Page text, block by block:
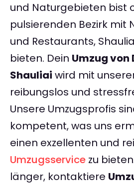
und Naturgebieten bist
pulsierenden Bezirk mit
und Restaurants,
bieten. Dein Umzug von
Shauliai wird mit
reibungslos und
Unsere Umzugsprofis
kompetent, was uns
einen exzellenten und
Umzugsservice zu
länger, kontaktiere